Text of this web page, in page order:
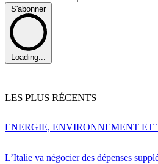
S'abonner
Loading...
LES PLUS RÉCENTS
L’Italie va négocier des dépenses
ENERGIE, ENVIRONNEMENT ET